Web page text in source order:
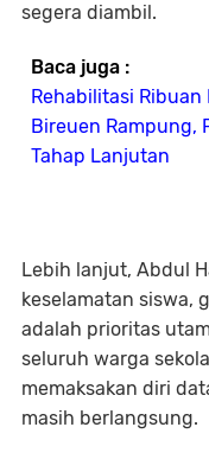
segera diambil.
Baca juga :
Rehabilitasi Ribuan
Bireuen Rampung,
Tahap Lanjutan
Lebih lanjut, Abdul
keselamatan siswa,
adalah prioritas
seluruh warga
memaksakan diri
masih berlangsung.